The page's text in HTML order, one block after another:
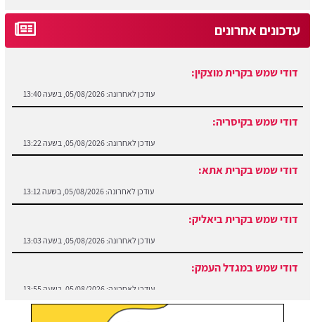
עדכונים אחרונים
דודי שמש בקרית מוצקין:
עודכן לאחרונה: 05/08/2026, בשעה 13:40
דודי שמש בקיסריה:
עודכן לאחרונה: 05/08/2026, בשעה 13:22
דודי שמש בקרית אתא:
עודכן לאחרונה: 05/08/2026, בשעה 13:12
דודי שמש בקרית ביאליק:
עודכן לאחרונה: 05/08/2026, בשעה 13:03
דודי שמש במגדל העמק:
עודכן לאחרונה: 05/08/2026, בשעה 13:55